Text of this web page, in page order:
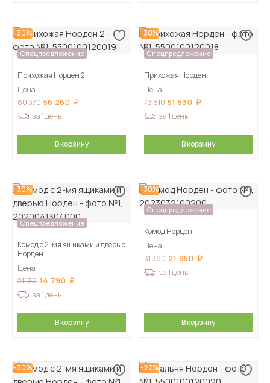
-30%
Спецпредложение
Прихожая Норден 2
Цена
80 370 56 260
за 1 день
В корзину
-30%
Спецпредложение
Прихожая Норден
Цена
73 610 51 530
за 1 день
В корзину
-30%
Спецпредложение
Комод с 2-мя ящиками и дверью
Норден
Цена
21 130 14 790
за 1 день
В корзину
-30%
Спецпредложение
Комод Норден
Цена
31 360 21 950
за 1 день
В корзину
-30% -27%